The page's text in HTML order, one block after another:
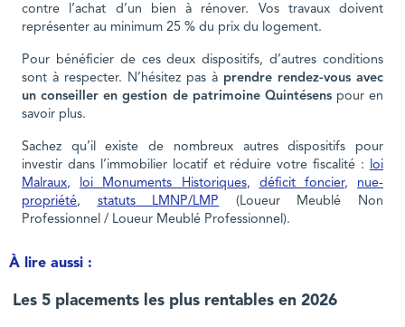
contre l’achat d’un bien à rénover. Vos travaux doivent
représenter au minimum 25 % du prix du logement.
Pour bénéficier de ces deux dispositifs, d’autres conditions
sont à respecter. N’hésitez pas à prendre rendez-vous avec
un conseiller en gestion de patrimoine Quintésenspour en
savoir plus.
Sachez qu’il existe de nombreux autres dispositifs pour
investir dans l’immobilier locatif et réduire votre fiscalité : loi
Malraux, loi Monuments Historiques, déficit foncier, nue-
propriété, statuts LMNP/LMP (Loueur Meublé Non
Professionnel / Loueur Meublé Professionnel).
À lire aussi :
Les 5 placements les plus rentables en 2026